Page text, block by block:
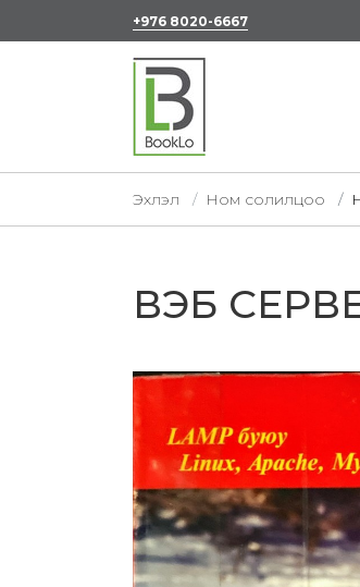
+976 8020-6667
Эхлэл Ном солилцоо
ВЭБ